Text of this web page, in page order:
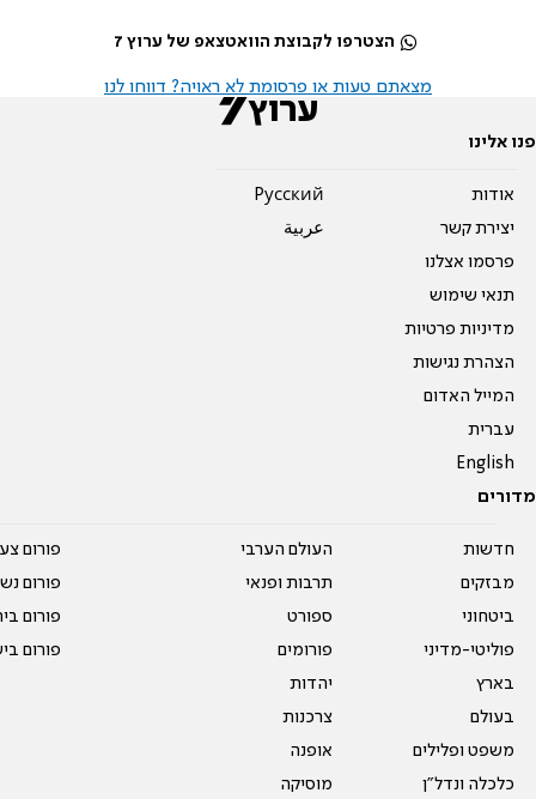
הצטרפו לקבוצת הוואטצאפ של ערוץ 7
מצאתם טעות או פרסומת לא ראויה? דווחו לנו
פנו אלינו
אודות
יצירת קשר
פרסמו אצלנו
תנאי שימוש
מדיניות פרטיות
הצהרת נגישות
המייל האדום
עברית
English
Pусский
عربية
מדורים
חדשות
מבזקים
ביטחוני
פוליטי-מדיני
בארץ
בעולם
משפט ופלילים
כלכלה ונדל"ן
העולם הערבי
תרבות ופנאי
ספורט
פורומים
יהדות
צרכנות
אופנה
מוסיקה
פורום
פורום
פורום
פורום